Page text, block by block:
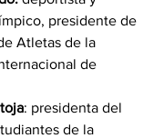
presidente de
Atletas de la
de
: presidenta del
de la